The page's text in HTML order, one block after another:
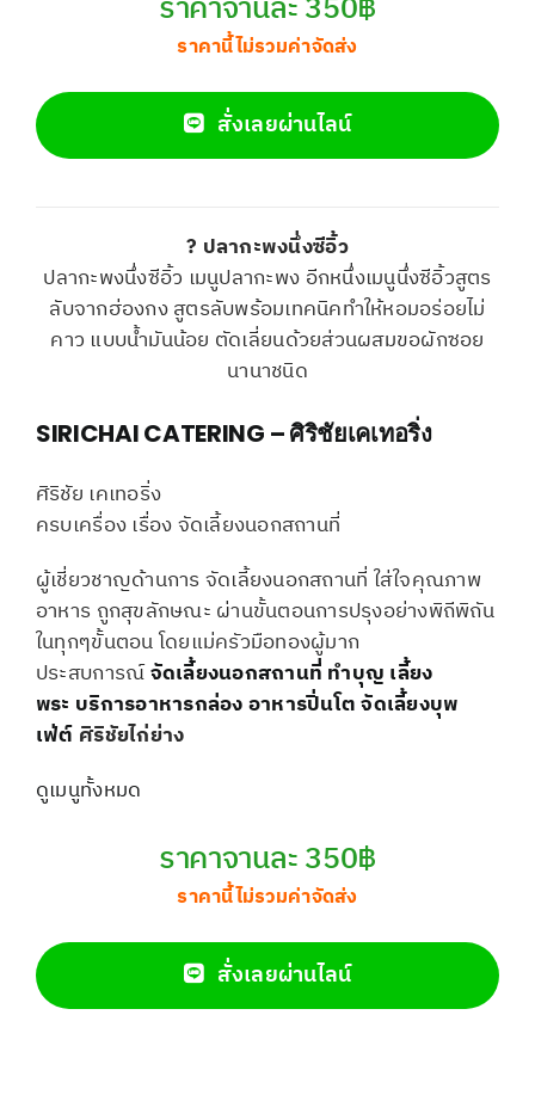
ราคานี้ไม่รวมค่าจัดส่ง
สั่งเลยผ่านไลน์
? ปลากะพงนึ่งซีอิ้ว
ปลากะพงนึ่งซีอิ้ว เมนูปลากะพง อีกหนึ่งเมนูนึ่งซีอิ้วสูตร
ลับจากฮ่องกง สูตรลับพร้อมเทคนิคทำให้หอมอร่อยไม่
คาว แบบน้ำมันน้อย ตัดเลี่ยนด้วยส่วนผสมขอผักซอย
นานาชนิด
SIRICHAI CATERING – ศิริชัยเคเทอริ่ง
ศิริชัย เคเทอริ่ง
ครบเครื่อง เรื่อง จัดเลี้ยงนอกสถานที่
ผู้เชี่ยวชาญด้านการ จัดเลี้ยงนอกสถานที่ ใส่ใจคุณภาพ
อาหาร ถูกสุขลักษณะ ผ่านขั้นตอนการปรุงอย่างพิถีพิถัน
ในทุกๆขั้นตอน โดยแม่ครัวมือทองผู้มาก
ประสบการณ์จัดเลี้ยงนอกสถานที่ ทำบุญ เลี้ยง
พระ บริการอาหารกล่องอาหารปิ่นโตจัดเลี้ยงบุพ
เฟ่ต์ ศิริชัยไก่ย่าง
ดูเมนูทั้งหมด
ราคาจานละ 350฿
ราคานี้ไม่รวมค่าจัดส่ง
สั่งเลยผ่านไลน์